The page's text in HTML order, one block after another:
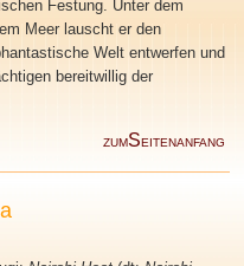
Festung. Unter dem
Meer lauscht er den
Welt entwerfen und
bereitwillig der
ZUMSEITENANFANG